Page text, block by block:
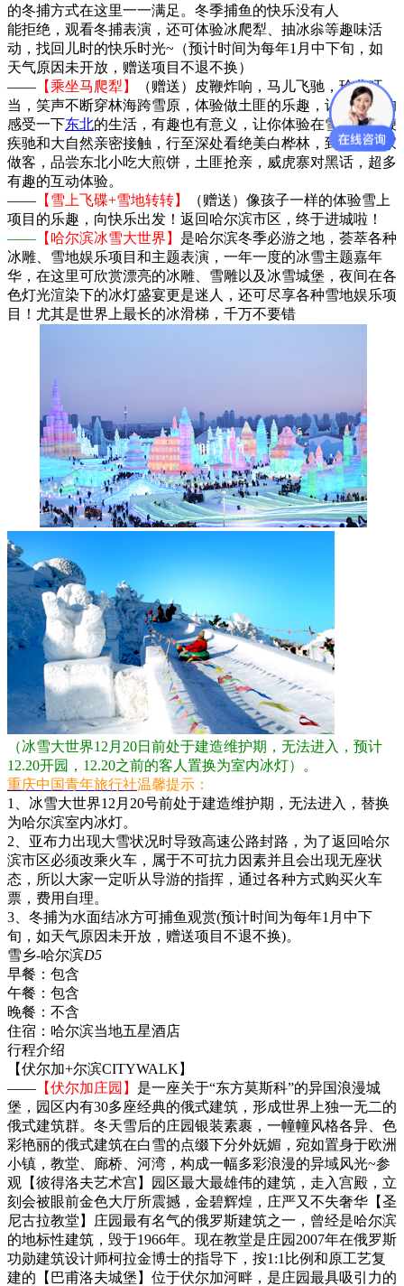
的冬捕方式在这里一一满足。冬季捕鱼的快乐没有人
能拒绝，观看冬捕表演，还可体验冰爬犁、抽冰尜等趣味活
动，找回儿时的快乐时光~（预计时间为每年1月中下旬，如
天气原因未开放，赠送项目不退不换）
—— 【乘坐马爬犁】
（赠送）皮鞭炸响，马儿飞驰，玲儿叮
当，笑声不断穿林海跨雪原，体验做土匪的乐趣，让你真正的
感受一下东北的生活，有趣也有意义，让你体验在雪地上扬鞭
疾驰和大自然亲密接触，行至深处看绝美白桦林，到山里人家
做客，品尝东北小吃大煎饼，土匪抢亲，威虎寨对黑话，超多
有趣的互动体验。
—— 【雪上飞碟+雪地转转】
（赠送）像孩子一样的体验雪上
项目的乐趣，向快乐出发！返回哈尔滨市区，终于进城啦！
—— 【哈尔滨冰雪大世界】 是哈尔滨冬季必游之地，荟萃各种
冰雕、雪地娱乐项目和主题表演，一年一度的冰雪主题嘉年
华，在这里可欣赏漂亮的冰雕、雪雕以及冰雪城堡，夜间在各
色灯光渲染下的冰灯盛宴更是迷人，还可尽享各种雪地娱乐项
目！尤其是世界上最长的冰滑梯，千万不要错
（冰雪大世界12月20日前处于建造维护期，无法进入，预计
12.20开园，12.20之前的客人置换为室内冰灯）。
重庆中国青年旅行社温馨提示：
1、冰雪大世界12月20号前处于建造维护期，无法进入，替换
为哈尔滨室内冰灯。
2、亚布力出现大雪状况时导致高速公路封路，为了返回哈尔
滨市区必须改乘火车，属于不可抗力因素并且会出现无座状
态，所以大家一定听从导游的指挥，通过各种方式购买火车
票，费用自理。
3、冬捕为水面结冰方可捕鱼观赏(预计时间为每年1月中下
旬，如天气原因未开放，赠送项目不退不换)。
雪乡-哈尔滨D5
早餐： 包含
午餐： 包含
晚餐： 不含
住宿： 哈尔滨当地五星酒店
行程介绍
【伏尔加+尔滨CITYWALK】
—— 【伏尔加庄园】 是一座关于“东方莫斯科”的异国浪漫城
堡，园区内有30多座经典的俄式建筑，形成世界上独一无二的
俄式建筑群。冬天雪后的庄园银装素裹，一幢幢风格各异、色
彩艳丽的俄式建筑在白雪的点缀下分外妩媚，宛如置身于欧洲
小镇，教堂、廊桥、河湾，构成一幅多彩浪漫的异域风光~参
观【彼得洛夫艺术宫】园区最大最雄伟的建筑，走入宫殿，立
刻会被眼前金色大厅所震撼，金碧辉煌，庄严又不失奢华【圣
尼古拉教堂】庄园最有名气的俄罗斯建筑之一，曾经是哈尔滨
的地标性建筑，毁于1966年。现在教堂是庄园2007年在俄罗斯
功勋建筑设计师柯拉金博士的指导下，按1:1比例和原工艺复
建的【巴甫洛夫城堡】位于伏尔加河畔，是庄园最具吸引力的